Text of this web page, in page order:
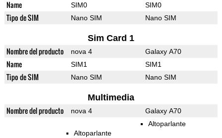
Name SIM0 SIM0
Tipo de SIM Nano SIM Nano SIM
Sim Card 1
Nombre del producto nova 4 Galaxy A70
Name SIM1 SIM1
Tipo de SIM Nano SIM Nano SIM
Multimedia
Nombre del producto nova 4 Galaxy A70
Altoparlante
Altoparlante